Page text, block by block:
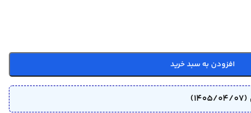
افزودن به سبد خرید